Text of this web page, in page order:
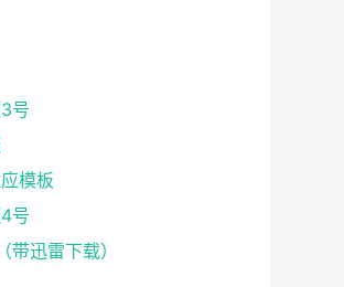
号
模板
号
迅雷下载）